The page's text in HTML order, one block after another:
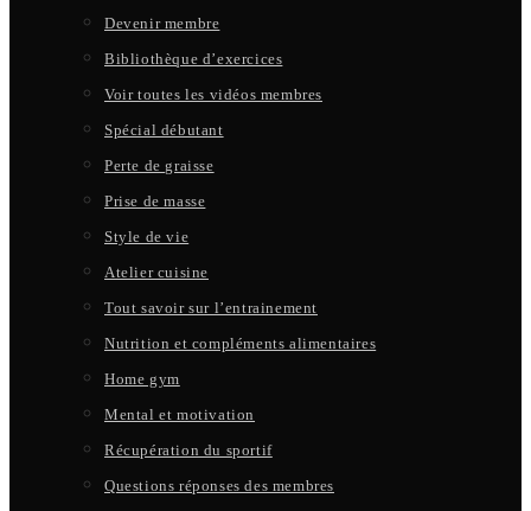
Devenir membre
Bibliothèque d’exercices
Voir toutes les vidéos membres
Spécial débutant
Perte de graisse
Prise de masse
Style de vie
Atelier cuisine
Tout savoir sur l’entrainement
Nutrition et compléments alimentaires
Home gym
Mental et motivation
Récupération du sportif
Questions réponses des membres